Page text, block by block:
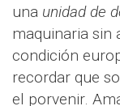
una unidad de
maquinaria sin
condición
recordar que
el porvenir.